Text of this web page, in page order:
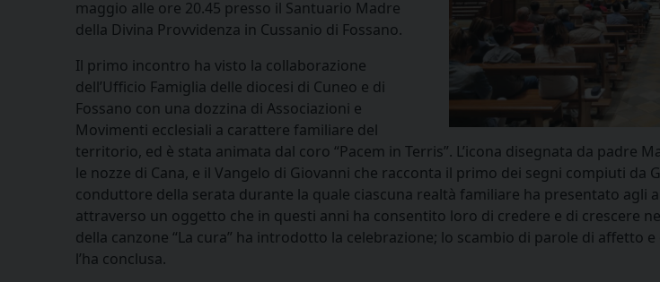
maggio alle ore 20.45 presso il Santuario Madre
della Divina Provvidenza in Cussanio di Fossano.
Il primo incontro ha visto la collaborazione
dell’Ufficio Famiglia delle diocesi di Cuneo e di
Fossano con una dozzina di Associazioni e
Movimenti ecclesiali a carattere familiare del
territorio, ed è stata animata dal coro “Pacem in Terris”. L’icona disegnata da padre
le nozze di Cana, e il Vangelo di Giovanni che racconta il primo dei segni compiuti da
conduttore della serata durante la quale ciascuna realtà familiare ha presentato agli
attraverso un oggetto che in questi anni ha consentito loro di credere e di crescere
della canzone “La cura” ha introdotto la celebrazione; lo scambio di parole di affetto
l’ha conclusa.